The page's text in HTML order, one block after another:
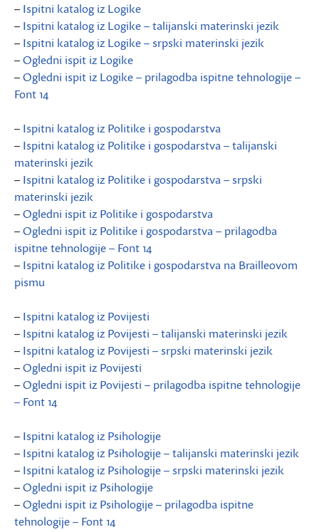
– Ispitni katalog iz Logike
– Ispitni katalog iz Logike – talijanski materinski jezik
– Ispitni katalog iz Logike – srpski materinski jezik
–Ogledni ispit iz Logike
–Ogledni ispit iz Logike – prilagodba ispitne tehnologije –
Font 14
– Ispitni katalog iz Politike i gospodarstva
– Ispitni katalog iz Politike i gospodarstva – talijanski
materinski jezik
– Ispitni katalog iz Politike i gospodarstva – srpski
materinski jezik
–Ogledni ispit iz Politike i gospodarstva
–Ogledni ispit iz Politike i gospodarstva – prilagodba
ispitne tehnologije – Font 14
– Ispitni katalog iz Politike i gospodarstva na Brailleovom
pismu
– Ispitni katalog iz Povijesti
– Ispitni katalog iz Povijesti – talijanski materinski jezik
– Ispitni katalog iz Povijesti – srpski materinski jezik
–Ogledni ispit iz Povijesti
–Ogledni ispit iz Povijesti – prilagodba ispitne tehnologije
– Font 14
– Ispitni katalog iz Psihologije
– Ispitni katalog iz Psihologije – talijanski materinski jezik
– Ispitni katalog iz Psihologije – srpski materinski jezik
–Ogledni ispit iz Psihologije
–Ogledni ispit iz Psihologije – prilagodba ispitne
tehnologije – Font 14